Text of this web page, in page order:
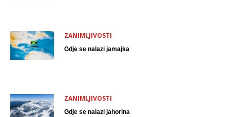
ZANIMLJIVOSTI
Gdje se nalazi jamajka
ZANIMLJIVOSTI
Gdje se nalazi jahorina